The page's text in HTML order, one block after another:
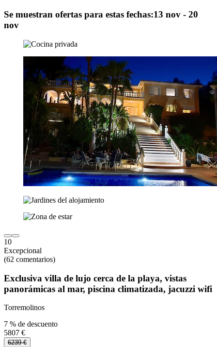
Se muestran ofertas para estas fechas:13 nov - 20
nov
10
Excepcional
(62 comentarios)
Exclusiva villa de lujo cerca de la playa, vistas
panorámicas al mar, piscina climatizada, jacuzzi wifi
Torremolinos
7 % de descuento
5807 €
6239 €